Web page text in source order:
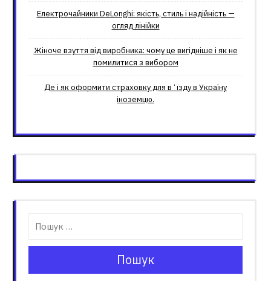
Електрочайники DeLonghi: якість, стиль і надійність —
огляд лінійки
Жіноче взуття від виробника: чому це вигідніше і як не
помилитися з вибором
Де і як оформити страховку для вʼїзду в Україну
іноземцю.
Пошук